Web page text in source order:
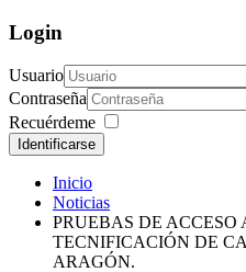
Login
Usuario
Contraseña
Recuérdeme
Identificarse
Inicio
Noticias
PRUEBAS DE ACCESO
TECNIFICACIÓN DE
ARAGÓN.